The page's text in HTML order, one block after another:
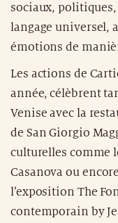
sociaux, politiques,
langage universel,
émotions de
Les actions de
année, célèbrent
Venise avec la
de San Giorgio
culturelles comme
Casanova ou
l’exposition The
contemporain by